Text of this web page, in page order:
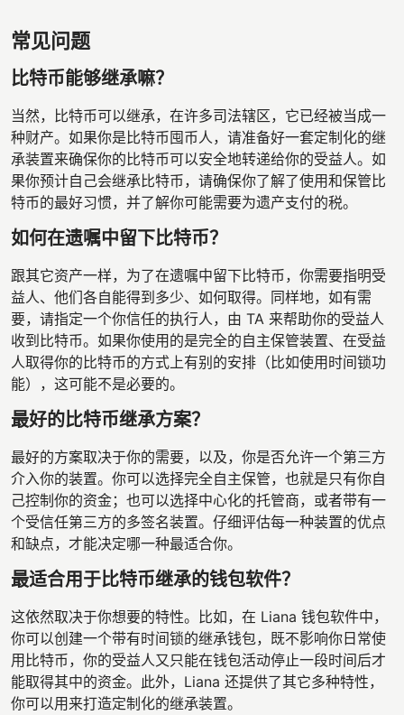
常见问题
比特币能够继承嘛？
当然，比特币可以继承，在许多司法辖区，它已经被当成一
种财产。如果你是比特币囤币人，请准备好一套定制化的继
承装置来确保你的比特币可以安全地转递给你的受益人。如
果你预计自己会继承比特币，请确保你了解了使用和保管比
特币的最好习惯，并了解你可能需要为遗产支付的税。
如何在遗嘱中留下比特币？
跟其它资产一样，为了在遗嘱中留下比特币，你需要指明受
益人、他们各自能得到多少、如何取得。同样地，如有需
要，请指定一个你信任的执行人，由 TA 来帮助你的受益人
收到比特币。如果你使用的是完全的自主保管装置、在受益
人取得你的比特币的方式上有别的安排（比如使用时间锁功
能），这可能不是必要的。
最好的比特币继承方案？
最好的方案取决于你的需要，以及，你是否允许一个第三方
介入你的装置。你可以选择完全自主保管，也就是只有你自
己控制你的资金；也可以选择中心化的托管商，或者带有一
个受信任第三方的多签名装置。仔细评估每一种装置的优点
和缺点，才能决定哪一种最适合你。
最适合用于比特币继承的钱包软件？
这依然取决于你想要的特性。比如，在 Liana 钱包软件中，
你可以创建一个带有时间锁的继承钱包，既不影响你日常使
用比特币，你的受益人又只能在钱包活动停止一段时间后才
能取得其中的资金。此外，Liana 还提供了其它多种特性，
你可以用来打造定制化的继承装置。